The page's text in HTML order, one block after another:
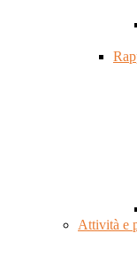
Attività e